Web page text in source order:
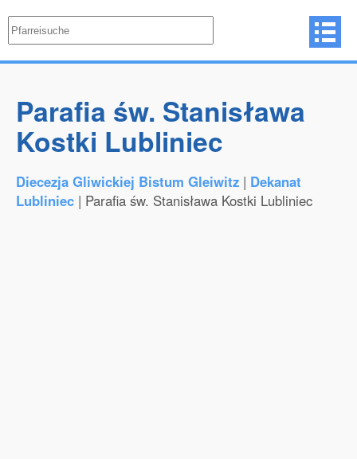
Parafia św. Stanisława
Kostki Lubliniec
Diecezja Gliwickiej Bistum Gleiwitz | Dekanat
Lubliniec | Parafia św. Stanisława Kostki Lubliniec